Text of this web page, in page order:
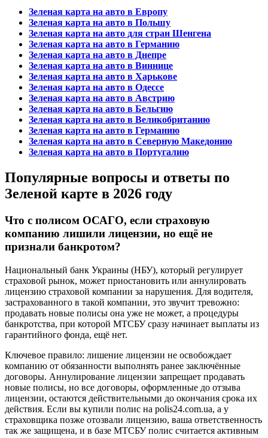
Зеленая карта на авто в Европу
Зеленая карта на авто в Польшу
Зеленая карта на авто для стран Шенгена
Зеленая карта на авто в Германию
Зеленая карта на авто в Днепре
Зеленая карта на авто в Виннице
Зеленая карта на авто в Харькове
Зеленая карта на авто в Одессе
Зеленая карта на авто в Австрию
Зеленая карта на авто в Бельгию
Зеленая карта на авто в Великобританию
Зеленая карта на авто в Германию
Зеленая карта на авто в Северную Македонию
Зеленая карта на авто в Португалию
Популярные вопросы и ответы по
Зеленой карте в 2026 году
Что с полисом ОСАГО, если страховую
компанию лишили лицензии, но ещё не
признали банкротом?
Национальный банк Украины (НБУ), который регулирует
страховой рынок, может приостановить или аннулировать
лицензию страховой компании за нарушения. Для водителя,
застрахованного в такой компании, это звучит тревожно:
продавать новые полисы она уже не может, а процедуры
банкротства, при которой МТСБУ сразу начинает выплаты из
гарантийного фонда, ещё нет.
Ключевое правило: лишение лицензии не освобождает
компанию от обязанности выполнять ранее заключённые
договоры. Аннулирование лицензии запрещает продавать
новые полисы, но все договоры, оформленные до отзыва
лицензии, остаются действительными до окончания срока их
действия. Если вы купили полис на polis24.com.ua, а у
страховщика позже отозвали лицензию, ваша ответственность
так же защищена, и в базе МТСБУ полис считается активным